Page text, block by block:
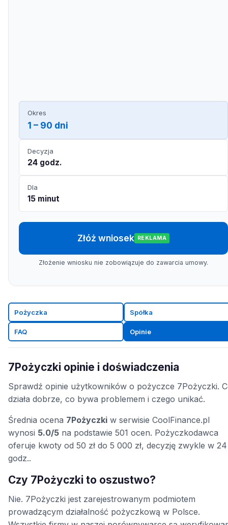
Okres
1 – 90 dni
Decyzja
24 godz.
Dla
15 minut
Złóż wniosek REKLAMA
Złożenie wniosku nie zobowiązuje do zawarcia umowy.
Pożyczka Spółka
FAQ Opinie
7Pożyczki opinie i doświadczenia
Sprawdź opinie użytkowników o pożyczce 7Pożyczki.
działa dobrze, co bywa problemem i czego unikać.
Średnia ocena 7Pożyczki w serwisie CoolFinance.pl
wynosi 5.0/5 na podstawie 501 ocen. Pożyczkodawca
oferuje kwoty od 50 zł do 5 000 zł, decyzję zwykle w 24
godz..
Czy 7Pożyczki to oszustwo?
Nie. 7Pożyczki jest zarejestrowanym podmiotem
prowadzącym działalność pożyczkową w Polsce.